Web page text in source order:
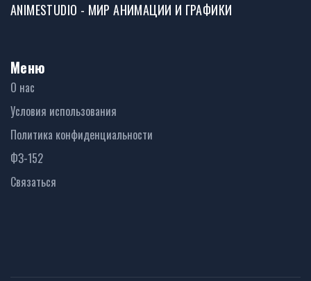
ANIMESTUDIO - МИР АНИМАЦИИ И ГРАФИКИ
Меню
О нас
Условия использования
Политика конфиденциальности
ФЗ-152
Связаться